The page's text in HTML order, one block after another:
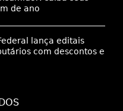
de ano
lança editais
com descontos e